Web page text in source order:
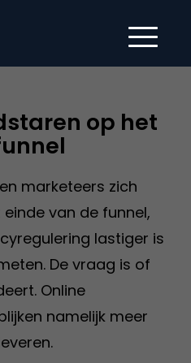
op het
marketeers zich
van de funnel,
lastiger is
De vraag is of
Online
namelijk meer